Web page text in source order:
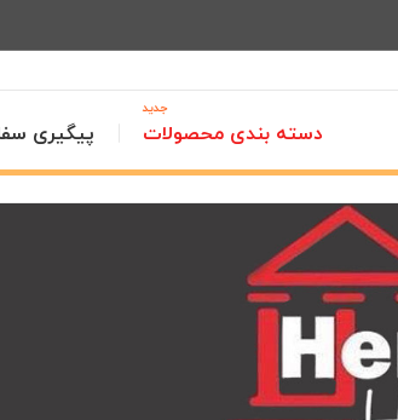
دسته بندی محصولات
جدید
پیگیری